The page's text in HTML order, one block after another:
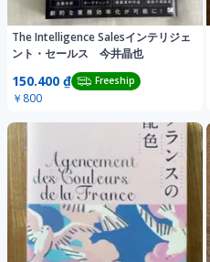
The Intelligence Salesインテリジェ
ント・セールス 今井晶也
150.400 ₫ Freeship
￥800